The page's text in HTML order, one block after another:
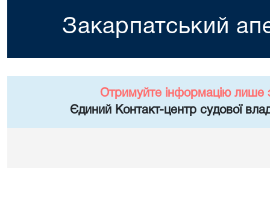
Закарпатський
Отримуйте інформацію лише
Єдиний Контакт-центр судової